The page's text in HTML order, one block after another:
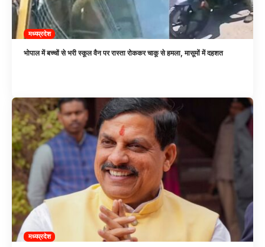
मध्यप्रदेश
भोपाल में बच्चों से भरी स्कूल वैन पर रास्ता रोककर चाकू से हमला, मासूमों में दहशत
मध्यप्रदेश